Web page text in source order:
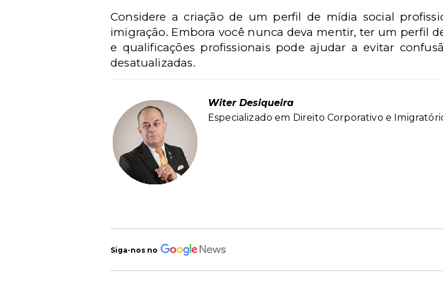
Considere a criação de um perfil de mídia social
imigração. Embora você nunca deva mentir, ter um perfil
e qualificações profissionais pode ajudar a evitar
desatualizadas.
Witer Desiqueira
Especializado em Direito Corporativo e
Siga-nos no